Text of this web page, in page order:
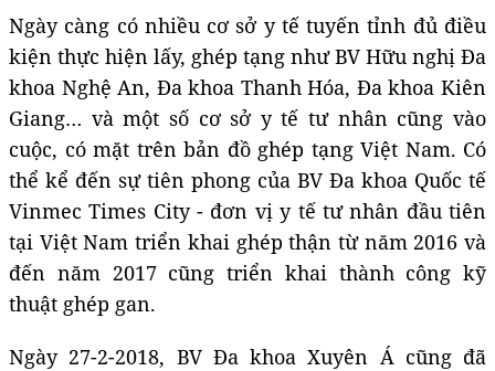
Ngày càng có nhiều cơ sở y tế tuyến tỉnh đủ điều
kiện thực hiện lấy, ghép tạng như BV Hữu nghị Đa
khoa Nghệ An, Đa khoa Thanh Hóa, Đa khoa Kiên
Giang… và một số cơ sở y tế tư nhân cũng vào
cuộc, có mặt trên bản đồ ghép tạng Việt Nam. Có
thể kể đến sự tiên phong của BV Đa khoa Quốc tế
Vinmec Times City - đơn vị y tế tư nhân đầu tiên
tại Việt Nam triển khai ghép thận từ năm 2016 và
đến năm 2017 cũng triển khai thành công kỹ
thuật ghép gan.
Ngày 27-2-2018, BV Đa khoa Xuyên Á cũng đã